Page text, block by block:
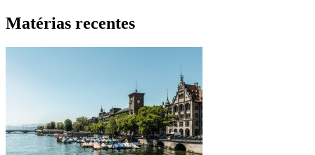
Matérias recentes